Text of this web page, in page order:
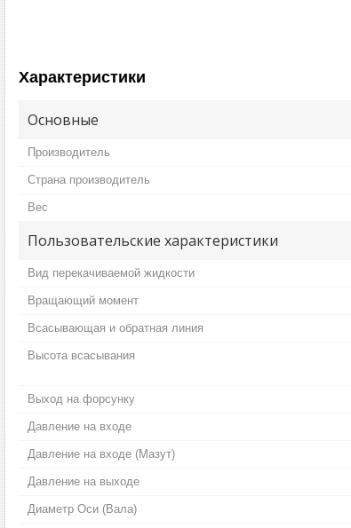
Характеристики
Основные
Производитель
Страна производитель
Вес
Пользовательские характеристики
Вид перекачиваемой жидкости
Вращающий момент
Всасывающая и обратная линия
Высота всасывания
Выход на форсунку
Давление на входе
Давление на входе (Мазут)
Давление на выходе
Диаметр Оси (Вала)